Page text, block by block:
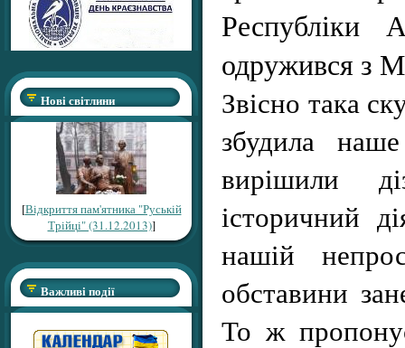
Нові світлини
[Відкриття пам'ятника "Руській
Трійці" (31.12.2013)]
Важливі події
Республіки
одружився з
Звісно така
збудила
вирішили
історичний
нашій
обставини
То ж